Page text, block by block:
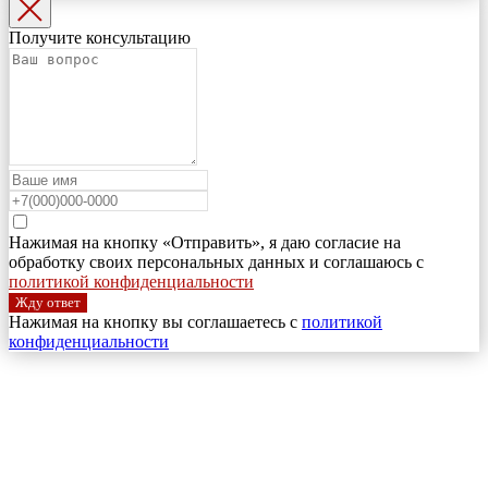
Получите консультацию
Нажимая на кнопку «Отправить», я даю согласие на
обработку своих персональных данных и соглашаюсь с
политикой конфиденциальности
Жду ответ
Нажимая на кнопку вы соглашаетесь с политикой
конфиденциальности